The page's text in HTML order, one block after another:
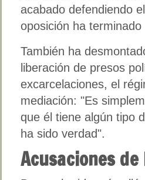
acabado defendiendo
oposición ha
También ha
liberación de presos
excarcelaciones, el
mediación: "Es
que él tiene algún tipo
ha sido verdad".
Acusaciones